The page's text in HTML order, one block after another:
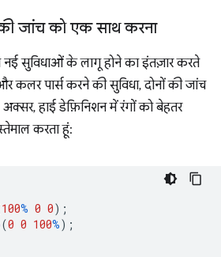
की जांच को एक साथ करना
नई सुविधाओं के लागू होने का इंतज़ार करते
कलर पार्स करने की सुविधा, दोनों की जांच
हाई डेफ़िनिशन में रंगों को बेहतर
करता हूं:
100% 0 0);
(0 0 100%);